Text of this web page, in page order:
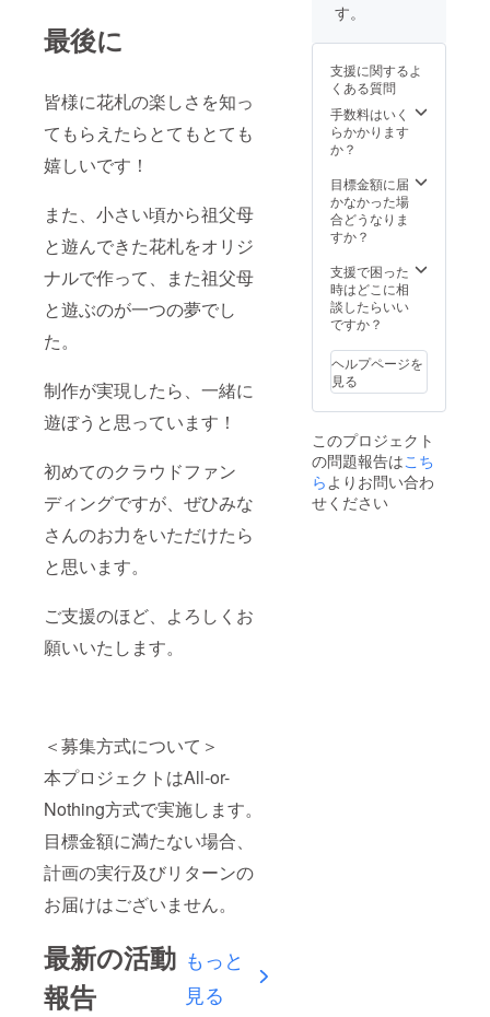
最後に
皆様に花札の楽しさを知っ
てもらえたらとてもとても
嬉しいです！
また、小さい頃から祖父母
と遊んできた花札をオリジ
ナルで作って、また祖父母
と遊ぶのが一つの夢でし
た。
制作が実現したら、一緒に
遊ぼうと思っています！
初めてのクラウドファン
ディングですが、ぜひみな
さんのお力をいただけたら
と思います。
ご支援のほど、よろしくお
願いいたします。
＜募集方式について＞
本プロジェクトはAll-or-
Nothing方式で実施します。
目標金額に満たない場合、
計画の実行及びリターンの
お届けはございません。
最新の活動
報告
もっと
見る
す。
支援に関するよ
くある質問
手数料はいく
らかかります
か？
目標金額に届
かなかった場
合どうなりま
すか？
支援で困った
時はどこに相
談したらいい
ですか？
ヘルプページを
見る
このプロジェクト
の問題報告はこち
らよりお問い合わ
せください